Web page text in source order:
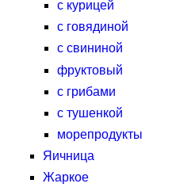
с курицей
с говядиной
с свининой
фруктовый
с грибами
с тушенкой
морепродукты
Яичница
Жаркое